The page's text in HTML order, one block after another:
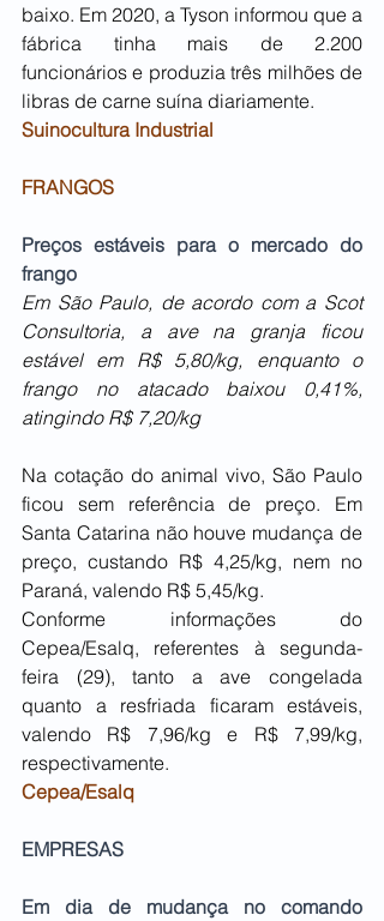
baixo. Em 2020, a Tyson informou que a
fábrica tinha mais de 2.200
funcionários e produzia três milhões de
libras de carne suína diariamente.
Suinocultura Industrial
FRANGOS
Preços estáveis para o mercado do
frango
Em São Paulo, de acordo com a Scot
Consultoria, a ave na granja ficou
estável em R$ 5,80/kg, enquanto o
frango no atacado baixou 0,41%,
atingindo R$ 7,20/kg
Na cotação do animal vivo, São Paulo
ficou sem referência de preço. Em
Santa Catarina não houve mudança de
preço, custando R$ 4,25/kg, nem no
Paraná, valendo R$ 5,45/kg.
Conforme informações do
Cepea/Esalq, referentes à segunda-
feira (29), tanto a ave congelada
quanto a resfriada ficaram estáveis,
valendo R$ 7,96/kg e R$ 7,99/kg,
respectivamente.
Cepea/Esalq
EMPRESAS
Em dia de mudança no comando